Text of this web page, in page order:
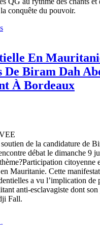
conquête du pouvoir.
En
De Biram Dah
À Bordeaux
de la candidature de
débat le dimanche 9
citoyenne
Mauritanie. Cette
a vu l’implication de
anti-esclavagiste dont son
Fall.